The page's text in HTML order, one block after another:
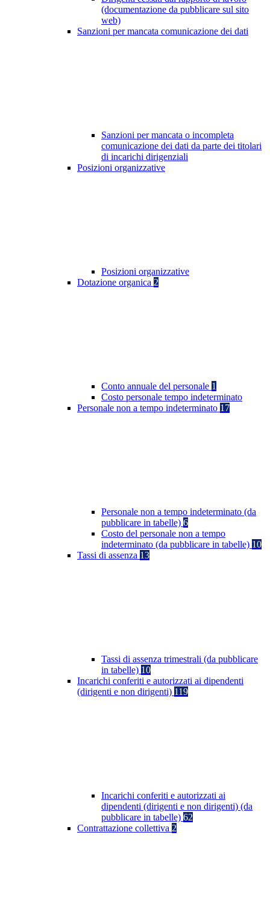
(documentazione da pubblicare sul sito
web)
Sanzioni per mancata comunicazione dei dati
Sanzioni per mancata o incompleta
comunicazione dei dati da parte dei titolari
di incarichi dirigenziali
Posizioni organizzative
Posizioni organizzative
Dotazione organica 2
Conto annuale del personale 1
Costo personale tempo indeterminato
Personale non a tempo indeterminato 17
Personale non a tempo indeterminato (da
pubblicare in tabelle) 6
Costo del personale non a tempo
indeterminato (da pubblicare in tabelle) 10
Tassi di assenza 13
Tassi di assenza trimestrali (da pubblicare
in tabelle) 10
Incarichi conferiti e autorizzati ai dipendenti
(dirigenti e non dirigenti) 119
Incarichi conferiti e autorizzati ai
dipendenti (dirigenti e non dirigenti) (da
pubblicare in tabelle) 62
Contrattazione collettiva 2